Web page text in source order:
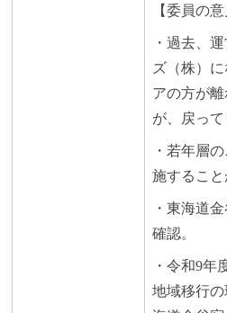
【委員の意
・過去、
ズ（株）
アの方が
が、戻って
・若年層
施すること
・東海道
確認。
・令和9年
地域移行